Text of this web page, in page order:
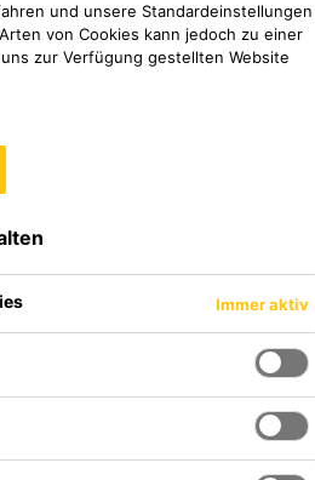
bis zu
und unsere Standardeinstellungen
von Cookies kann jedoch zu einer
zur Verfügung gestellten Website
Immer aktiv